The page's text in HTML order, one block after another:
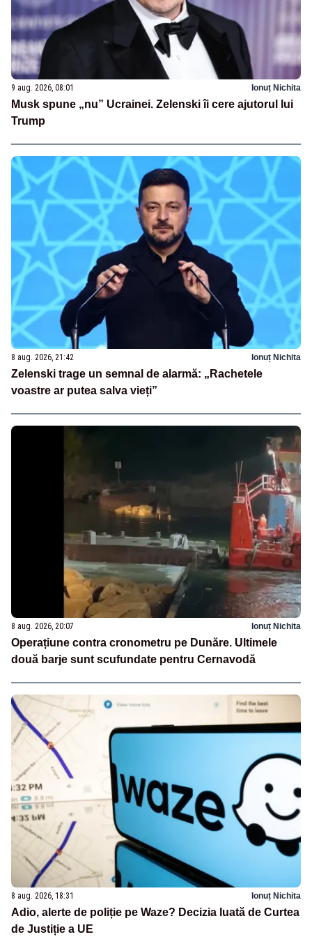
9 aug. 2026, 08:01 Ionuț Nichita
Musk spune „nu” Ucrainei. Zelenski îi cere ajutorul lui
Trump
8 aug. 2026, 21:42 Ionuț Nichita
Zelenski trage un semnal de alarmă: „Rachetele
voastre ar putea salva vieți”
8 aug. 2026, 20:07 Ionuț Nichita
Operațiune contra cronometru pe Dunăre. Ultimele
două barje sunt scufundate pentru Cernavodă
8 aug. 2026, 18:31 Ionuț Nichita
Adio, alerte de poliție pe Waze? Decizia luată de Curtea
de Justiție a UE